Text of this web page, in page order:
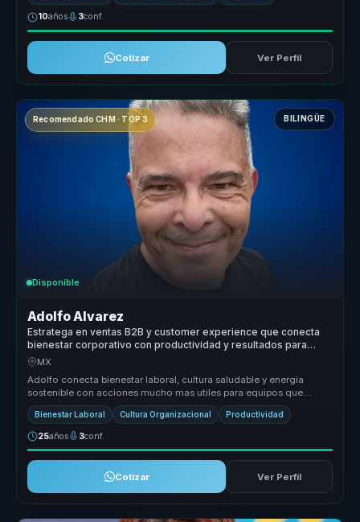
10años 3conf.
Cotizar Ver Perfil
Recomendado CHM · TOP 3 BILINGÜE
Disponible
Adolfo Alvarez
Estratega en ventas B2B y customer experience que conecta
bienestar corporativo con productividad y resultados para
empresas.
MX
Adolfo conecta bienestar laboral, cultura saludable y energia
sostenible con acciones mucho mas utiles para equipos que
necesitan cuidar ...
Bienestar Laboral Cultura Organizacional Productividad
25años 3conf.
Cotizar Ver Perfil